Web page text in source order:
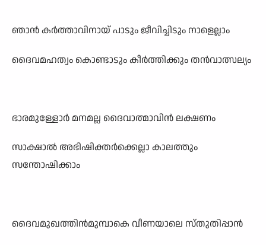
ഞാൻ കർത്താവിനായ് പാടും ജീവിച്ചിടും നാളെല്ലാം
ദൈവമഹത്വം കൊണ്ടാടും കീർത്തിക്കും തൻവാത്സല്യം
ഭാരമുള്ളോർ മനമല്ല ദൈവാത്മാവിൻ ലക്ഷണം
സാക്ഷാൽ അഭിഷിക്തർക്കെല്ലാ കാലത്തും
സന്തോഷിക്കാം
ദൈവമുഖത്തിൻമുമ്പാകെ വീണയാലെ സ്തുതിപ്പാൻ